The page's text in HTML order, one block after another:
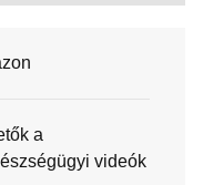
a
videók